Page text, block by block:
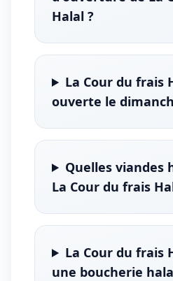
Halal ?
La Cour du frais
ouverte le
Quelles viandes
La Cour du frais
La Cour du frais
une boucherie